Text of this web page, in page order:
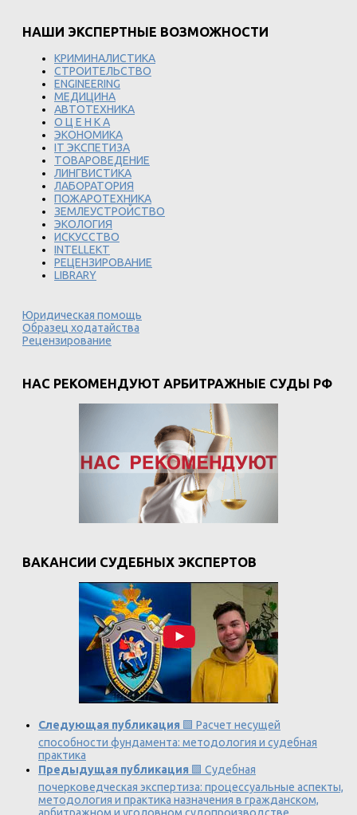
НАШИ ЭКСПЕРТНЫЕ ВОЗМОЖНОСТИ
КРИМИНАЛИСТИКА
СТРОИТЕЛЬСТВО
ENGINEERING
МЕДИЦИНА
АВТОТЕХНИКА
О Ц Е Н К А
ЭКОНОМИКА
IT ЭКСПЕТИЗА
ТОВАРОВЕДЕНИЕ
ЛИНГВИСТИКА
ЛАБОРАТОРИЯ
ПОЖАРОТЕХНИКА
ЗЕМЛЕУСТРОЙСТВО
ЭКОЛОГИЯ
ИСКУССТВО
INTELLEKT
РЕЦЕНЗИРОВАНИЕ
LIBRARY
Юридическая помощь
Образец ходатайства
Рецензирование
НАС РЕКОМЕНДУЮТ АРБИТРАЖНЫЕ СУДЫ РФ
ВАКАНСИИ СУДЕБНЫХ ЭКСПЕРТОВ
Следующая публикация 🟩 Расчет несущей
способности фундамента: методология и судебная
практика
Предыдущая публикация 🟩 Судебная
почерковедческая экспертиза: процессуальные аспекты,
методология и практика назначения в гражданском,